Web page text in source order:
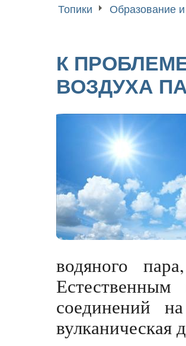
Топики Образование
К
ВОЗДУХА
водяного
соединений
вулканическая